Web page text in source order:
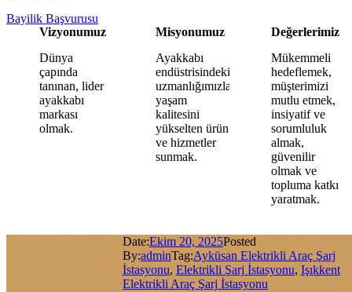
Bayilik Başvurusu
Vizyonumuz
Dünya
çapında
tanınan, lider
ayakkabı
markası
olmak.
Misyonumuz
Ayakkabı
endüstrisindeki
uzmanlığımızla,
yaşam
kalitesini
yükselten ürün
ve hizmetler
sunmak.
Değerlerimiz
Mükemmeli
hedeflemek,
müşterimizi
mutlu etmek,
insiyatif ve
sorumluluk
almak,
güvenilir
olmak ve
topluma katkı
yaratmak.
Date:Ekim 20, 2025Posted
By:adminTag:Ayküsan Elektrikli Araç Şarj
İstasyonu, Elektrikli Şarj İstasyonu, Işıkkent
Elektrikli Araç Şarj İstasyonu